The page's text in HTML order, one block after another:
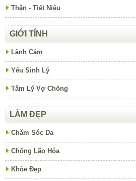
Thận - Tiết Niệu
GIỚI TÍNH
Lãnh Cảm
Yếu Sinh Lý
Tâm Lý Vợ Chồng
LÀM ĐẸP
Chăm Sóc Da
Chống Lão Hóa
Khỏe Đẹp